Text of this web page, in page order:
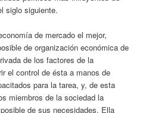
siglo siguiente.
de mercado el mejor,
de organización económica de
de los factores de la
el control de ésta a manos de
para la tarea, y, de esta
miembros de la sociedad la
de sus necesidades. Ella